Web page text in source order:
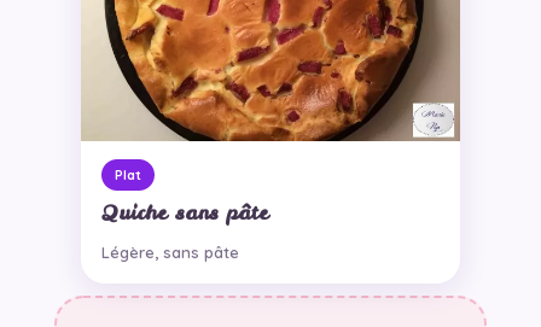
Plat
Quiche sans pâte
Légère, sans pâte